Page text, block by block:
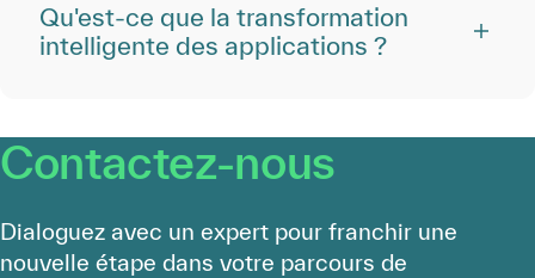
Qu'est-ce que la transformation
intelligente des applications ?
Contactez-nous
Dialoguez avec un expert pour franchir une
nouvelle étape dans votre parcours de